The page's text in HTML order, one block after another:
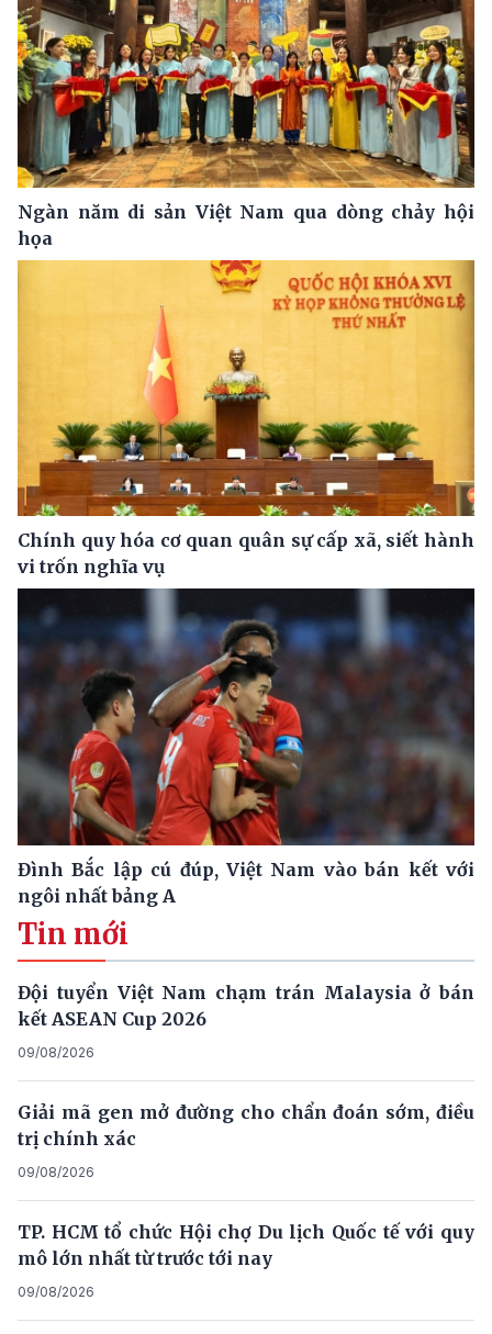
Ngàn năm di sản Việt Nam qua dòng chảy hội
họa
Chính quy hóa cơ quan quân sự cấp xã, siết hành
vi trốn nghĩa vụ
Đình Bắc lập cú đúp, Việt Nam vào bán kết với
ngôi nhất bảng A
Tin mới
Đội tuyển Việt Nam chạm trán Malaysia ở bán
kết ASEAN Cup 2026
09/08/2026
Giải mã gen mở đường cho chẩn đoán sớm, điều
trị chính xác
09/08/2026
TP. HCM tổ chức Hội chợ Du lịch Quốc tế với quy
mô lớn nhất từ trước tới nay
09/08/2026